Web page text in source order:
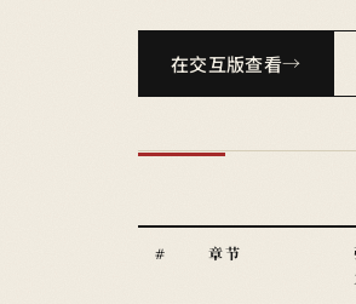
在交互版查看
# 章节